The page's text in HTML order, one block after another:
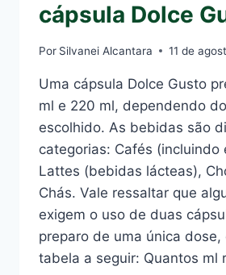
cápsula Dolce
Por Silvanei Alcantara 11 de
Uma cápsula Dolce Gusto
ml e 220 ml, dependendo
escolhido. As bebidas são
categorias: Cafés (incluindo
Lattes (bebidas lácteas),
Chás. Vale ressaltar que
exigem o uso de duas
preparo de uma única dose,
tabela a seguir: Quantos ml